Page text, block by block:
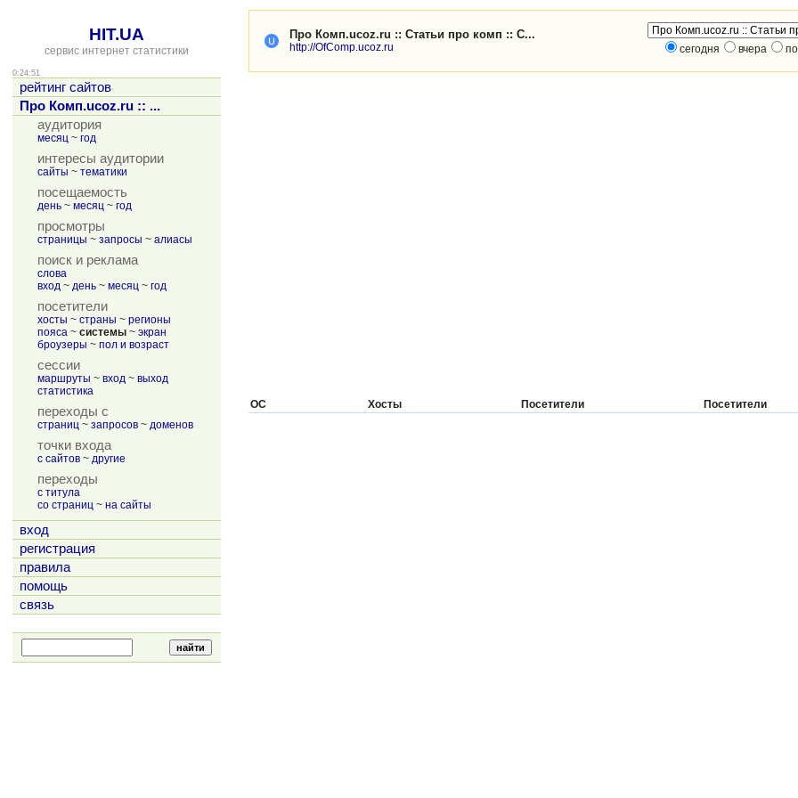
HIT.UA
сервис интернет статистики
0:24:51
рейтинг сайтов
Про Комп.ucoz.ru :: ...
аудитория
месяц ~ год
интересы аудитории
сайты ~ тематики
посещаемость
день ~ месяц ~ год
просмотры
страницы ~ запросы ~ алиасы
поиск и реклама
слова
вход ~ день ~ месяц ~ год
посетители
хосты ~ страны ~ регионы
пояса ~ системы ~ экран
броузеры ~ пол и возраст
сессии
маршруты ~ вход ~ выход
статистика
переходы с
страниц ~ запросов ~ доменов
точки входа
с сайтов ~ другие
переходы
с титула
со страниц ~ на сайты
вход
регистрация
правила
помощь
связь
Про Комп.ucoz.ru :: Статьи про комп :: С...
http://OfComp.ucoz.ru сегодня вчера
ОС Хосты Посетители Посетители